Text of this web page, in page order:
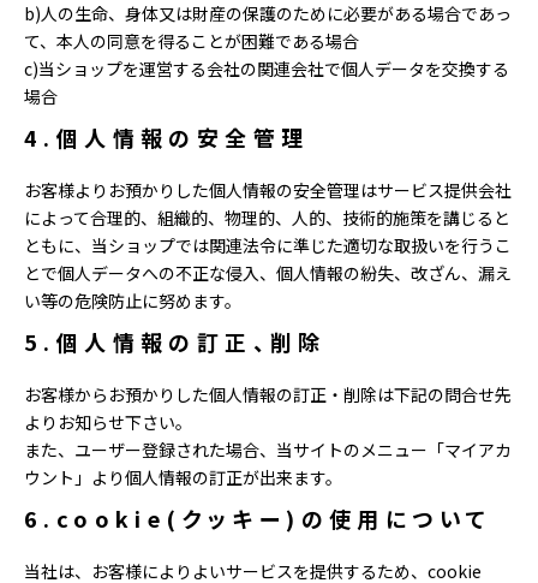
b)人の生命、身体又は財産の保護のために必要がある場合であっ
て、本人の同意を得ることが困難である場合
c)当ショップを運営する会社の関連会社で個人データを交換する
場合
4.個人情報の安全管理
お客様よりお預かりした個人情報の安全管理はサービス提供会社
によって合理的、組織的、物理的、人的、技術的施策を講じると
ともに、当ショップでは関連法令に準じた適切な取扱いを行うこ
とで個人データへの不正な侵入、個人情報の紛失、改ざん、漏え
い等の危険防止に努めます。
5.個人情報の訂正、削除
お客様からお預かりした個人情報の訂正・削除は下記の問合せ先
よりお知らせ下さい。
また、ユーザー登録された場合、当サイトのメニュー「マイアカ
ウント」より個人情報の訂正が出来ます。
6.cookie(クッキー)の使用について
当社は、お客様によりよいサービスを提供するため、cookie